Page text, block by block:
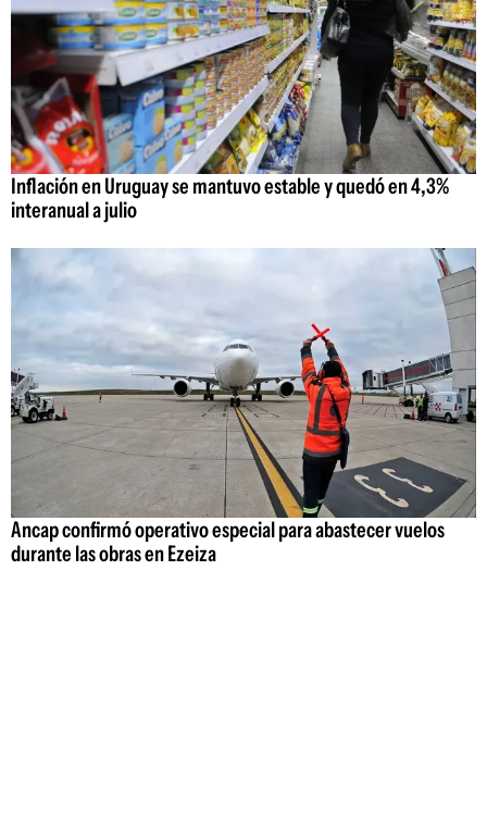
Inflación en Uruguay se mantuvo estable y quedó en 4,3%
interanual a julio
Ancap confirmó operativo especial para abastecer vuelos
durante las obras en Ezeiza